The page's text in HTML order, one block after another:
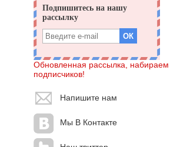
Обновленная рассылка, набираем
подписчиков!
Напишите нам
Мы В Контакте